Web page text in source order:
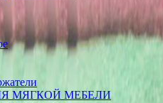
МЯГКОЙ МЕБЕЛИ